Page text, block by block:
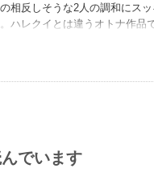
反しそうな2人の調和にスッ
ハレクイとは違うオトナ作品
でいます